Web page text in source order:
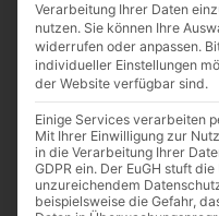
Verarbeitung Ihrer Daten
nutzen. Sie können Ihre
widerrufen oder anpassen.
individueller Einstellungen
der Website verfügbar sind.
Einige Services verarbeiten
Mit Ihrer Einwilligung zur
in die Verarbeitung Ihrer
GDPR ein. Der EuGH stuft
unzureichendem
beispielsweise die Gefahr,